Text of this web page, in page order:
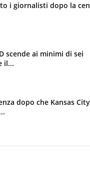
i giornalisti dopo la
scende ai minimi di sei
il...
dopo che Kansas City